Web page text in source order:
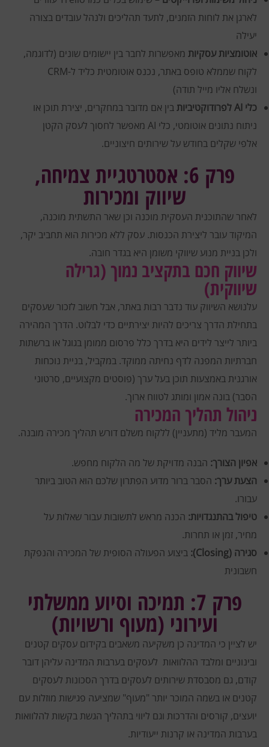
לארגן את לוחות הזמנים, לתעד תהליכים ולנהל עובדים בצורה
יעילה
אוטומציות עסקיות מאפשרות לחבר בין יישומים שונים (לדוגמה,
לקוח שממלא טופס באתר, נכנס אוטומטית כליד ל-CRM
ונשלח אליו מייל תודה)
כלי AI לפרודוקטיביות
בין אם מדובר במחקרים, יצירת תוכן או
ניתוח נתונים אוטומטי, כלי AI מאפשר לחסוך לעסק הקטן
אלפי שקלים בחודש על שירותים חיצוניים.
פרק 6: אסטרטגיית צמיחה,
שיווק ומכירות
לאחר שהתוכנית העסקית מוכנה וכן שאר התשתית מוכנה,
המיקוד עובר ליצירת הכנסות. עסק ללא מכירות הוא תחביב יקר,
ולכן בניית מנוע שיווקי משומן היא בגדר חובה.
שיווק חכם בתקציב נמוך (גרילה
שיווקית)
עלנושא השיווק עוד נדבר רבות באתר, אבל חשוב לזכור שעסקים
בתחילת הדרך צריכים להיות יצירתיים כדי לבלוט. הדרך המהירה
ביותר לייצר לידים היא בדרך כלל פרסום ממומן בגוגל או ברשתות
חברתיות המפנה לדף נחיתה ממוקד. במקביל, בניית נוכחות
אורגנית באמצעות תוכן בעל ערך (פוסטים מקצועיים, סרטוני
הסבר) בונה אמון ומותג לטווח ארוך.
ניהול תהליך המכירה
המעבר מליד (מתעניין) ללקוח משלם דורש תהליך מכירה מובנה.
אפיון הצורך: הבנה מדויקת של מה הלקוח מחפש.
הצעת ערך: הסבר ברור מדוע הפתרון שלכם הוא הטוב ביותר
עבורו.
טיפול בהתנגדויות: הכנה מראש לתשובות עבור שאלות על
מחיר, זמן או תחרות.
סגירה (Closing):
ביצוע הפעולה הסופית של המכירה והנפקת
חשבונית
פרק 7: תמיכה וסיוע ממשלתי
ועירוני (מעוף ורשויות)
יש לציין כי המדינה כן משקיעה משאבים בקידום עסקים קטנים
ובינוניים ומלבד ההלוואות לעסקים בערבות המדינה עליהן דובר
קודם, גם מסבסדת שירותים לעסקים בדרך הסכונות לעסקים
קטנים או בשמה המוכר יותר "מעוף" שמציעה פגישות מוזלות עם
יועצים, קורסים והדרכות וגם ליווי בתהליך הגשת בקשות להלוואות
בערבות המדינה או קרנות ייעודיות.